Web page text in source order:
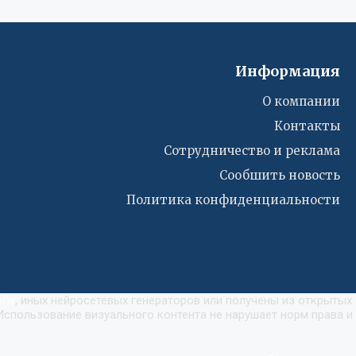
Информация
О компании
Контакты
Сотрудничество и реклама
Сообшить новость
Политика конфиденциальности
, иных нейросетевых генераторов или получены из открытых
визуального контента не нарушает норм права и